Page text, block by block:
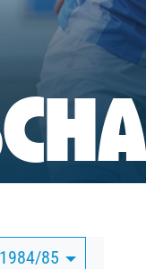
85